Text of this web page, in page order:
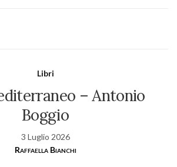
Libri
– Antonio
Boggio
3 Luglio 2026
Raffaella Bianchi